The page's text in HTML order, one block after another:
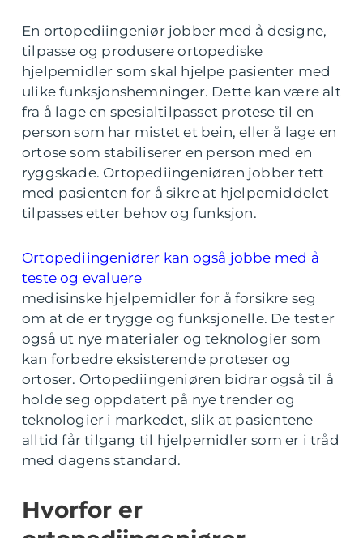
En ortopediingeniør jobber med å designe,
tilpasse og produsere ortopediske
hjelpemidler som skal hjelpe pasienter med
ulike funksjonshemninger. Dette kan være alt
fra å lage en spesialtilpasset protese til en
person som har mistet et bein, eller å lage en
ortose som stabiliserer en person med en
ryggskade. Ortopediingeniøren jobber tett
med pasienten for å sikre at hjelpemiddelet
tilpasses etter behov og funksjon.
Ortopediingeniører kan også jobbe med å
teste og evaluere
medisinske hjelpemidler for å forsikre seg
om at de er trygge og funksjonelle. De tester
også ut nye materialer og teknologier som
kan forbedre eksisterende proteser og
ortoser. Ortopediingeniøren bidrar også til å
holde seg oppdatert på nye trender og
teknologier i markedet, slik at pasientene
alltid får tilgang til hjelpemidler som er i tråd
med dagens standard.
Hvorfor er